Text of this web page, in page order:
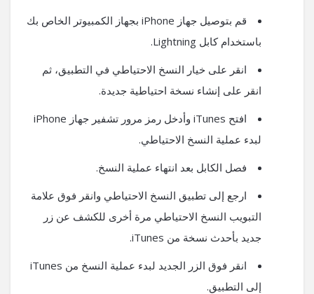
قم بتوصيل جهاز iPhone بجهاز الكمبيوتر الخاص بك
باستخدام كابل Lightning.
انقر على خيار النسخ الاحتياطي في التطبيق، ثم
انقر على إنشاء نسخة احتياطية جديدة.
افتح iTunes وأدخل رمز مرور تشفير جهاز iPhone
لبدء عملية النسخ الاحتياطي.
فصل الكابل بعد انتهاء عملية النسخ.
ارجع إلى تطبيق النسخ الاحتياطي وانقر فوق علامة
التبويب النسخ الاحتياطي مرة أخرى للكشف عن زر
جديد بأحدث نسخة من iTunes.
انقر فوق الزر الجديد لبدء عملية النسخ من iTunes
إلى التطبيق.